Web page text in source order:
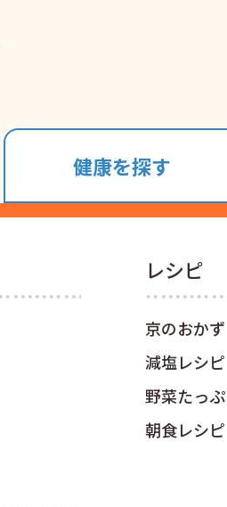
健康を探す
レシピ
京のおかず
減塩レシピ
野菜たっ
朝食レシピ